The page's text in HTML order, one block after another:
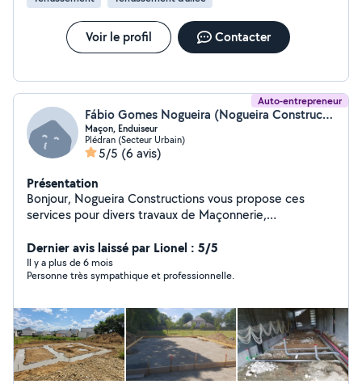
Voir le profil Contacter
Auto-entrepreneur
Fábio Gomes Nogueira (Nogueira Constructions)
Maçon, Enduiseur
Plédran (Secteur Urbain)
5/5 (6 avis)
Présentation
Bonjour, Nogueira Constructions vous propose ces
services pour divers travaux de Maçonnerie,
engagements, hésitez pas à me contactez pour avoir
des informations. Cordialement - Maçonnerie neuf ou
rénovation - Terrassement - Enduits et joint de pierres -
Dernier avis laissé par Lionel : 5/5
Il y a plus de 6 mois
Personne très sympathique et professionnelle.